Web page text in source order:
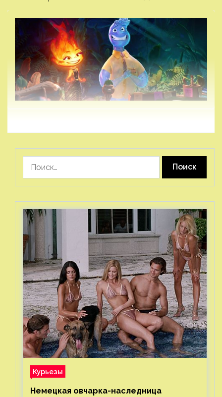
Курьезы
Немецкая овчарка-наследница